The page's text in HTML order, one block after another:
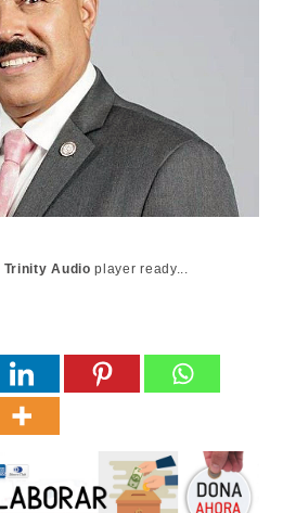
Trinity Audio player ready...